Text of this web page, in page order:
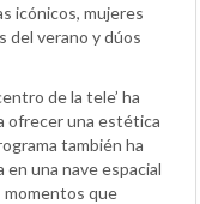
icónicos, mujeres
del verano y dúos
de la tele’ ha
ofrecer una estética
también ha
una nave espacial
momentos que